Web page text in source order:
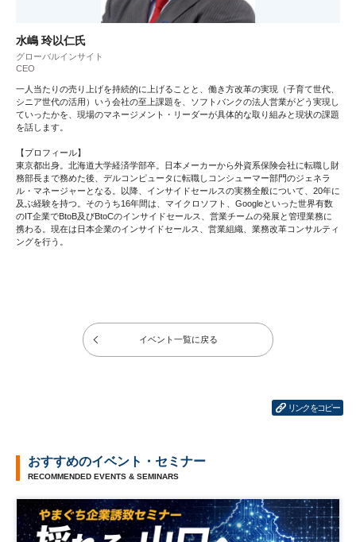
水嶋 玲以仁氏
グローバルインサイト
CEO
一人当たりの売り上げを持続的に上げることと、働き方改革の実現（子育て世代、
シニア世代の活用）いう会社の至上課題を、ソフトバンクの法人営業がどう実現し
ていったかを、現場のマネージメント・リーダーが具体的な取り組みと現状の課題
を話します。
【プロフィール】
東京都出身。北海道大学経済学部卒。日本メーカーから外資系保険会社に転職し財
務部長まで務めた後、デルコンピュータに転職しコンシューマー部門のジェネラ
ル・マネージャーとなる。以降、インサイドセールスの実務全般について、20年に
及ぶ経験を持つ。そのうち16年間は、マイクロソフト、Googleといった世界有数
のIT企業でBtoB及びBtoCのインサイドセールス、営業チームの発展と管理業務に
携わる。現在は日本企業のインサイドセールス、営業組織、業務改革コンサルティ
ングを行う。
イベント一覧に戻る
リンクをコピー
おすすめのイベント・セミナー
RECOMMENDED EVENTS & SEMINARS